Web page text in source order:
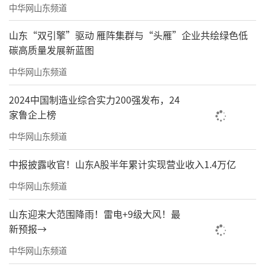
中华网山东频道
山东“双引擎”驱动 雁阵集群与“头雁”企业共绘绿色低
碳高质量发展新蓝图
中华网山东频道
2024中国制造业综合实力200强发布，24
家鲁企上榜
中华网山东频道
中报披露收官！山东A股半年累计实现营业收入1.4万亿
中华网山东频道
山东迎来大范围降雨！雷电+9级大风！最
新预报→
中华网山东频道